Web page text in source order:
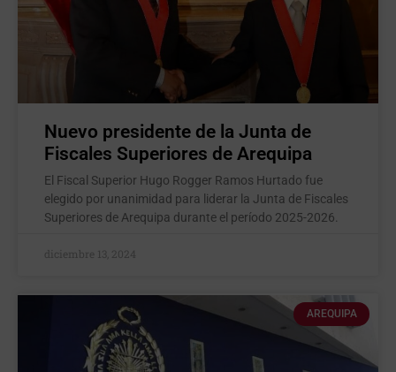
Nuevo presidente de la Junta de
Fiscales Superiores de Arequipa
El Fiscal Superior Hugo Rogger Ramos Hurtado fue
elegido por unanimidad para liderar la Junta de Fiscales
Superiores de Arequipa durante el período 2025-2026.
diciembre 13, 2024
AREQUIPA